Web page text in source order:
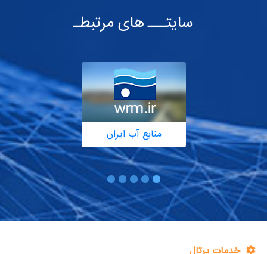
سایتـــ های مرتبطـ
منابع آب ایران